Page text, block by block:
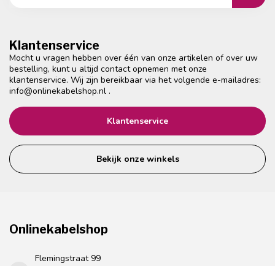
Klantenservice
Mocht u vragen hebben over één van onze artikelen of over uw
bestelling, kunt u altijd contact opnemen met onze
klantenservice. Wij zijn bereikbaar via het volgende e-mailadres:
info@onlinekabelshop.nl .
Klantenservice
Bekijk onze winkels
Onlinekabelshop
Flemingstraat 99